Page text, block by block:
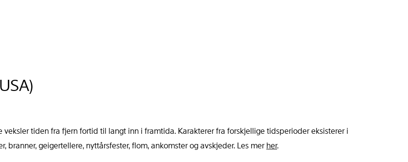
tiden fra fjern fortid til langt inn i framtida. Karakterer fra forskjellige tidsperioder eksisterer i
geigertellere, nyttårsfester, flom, ankomster og avskjeder. Les merher.